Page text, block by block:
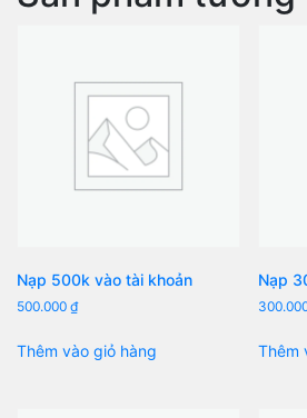
lượng
Nạp 500k vào tài khoản
500.000 ₫
Thêm vào giỏ hàng
Nạp
Thêm